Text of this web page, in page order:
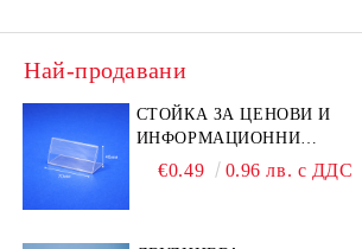
Най-продавани
СТОЙКА ЗА ЦЕНОВИ И
ИНФОРМАЦИОННИ
ЕТИКЕТИ 70 × 40 ММ –
€0.49 0.96 лв. с ДДС